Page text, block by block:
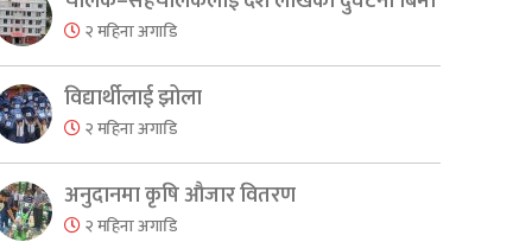
२ महिना अगाडि
विद्यार्थीलाई झोला
२ महिना अगाडि
अनुदानमा कृषि औजार वितरण
२ महिना अगाडि